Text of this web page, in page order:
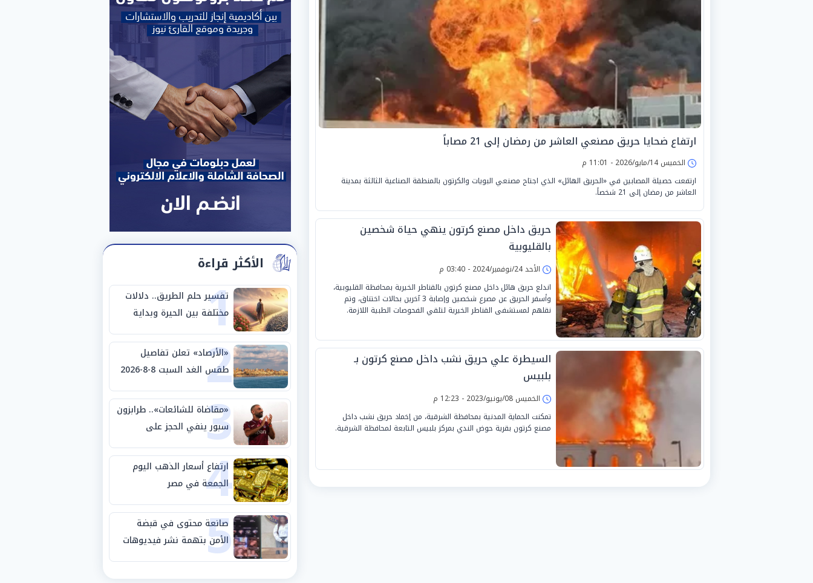
ارتفاع ضحايا حريق مصنعي العاشر من رمضان إلى 21 مصاباً
الخميس 14/مايو/2026 - 11:01 م
ارتفعت حصيلة المصابين في «الحريق الهائل» الذي اجتاح مصنعي البويات والكرتون بالمنطقة الصناعية الثالثة بمدينة
العاشر من رمضان إلى 21 شخصاً.
حريق داخل مصنع كرتون ينهي حياة شخصين
بالقليوبية
الأحد 24/نوفمبر/2024 - 03:40 م
اندلع حريق هائل داخل مصنع كرتون بالقناطر الخيرية بمحافظة القليوبية،
وأسفر الحريق عن مصرع شخصين وإصابة 3 آخرين بحالات اختناق، وتم
نقلهم لمستشفى القناطر الخيرية لتلقي الفحوصات الطبية اللازمة.
السيطرة علي حريق نشب داخل مصنع كرتون بـ
بلبيس
الخميس 08/يونيو/2023 - 12:23 م
تمكنت الحماية المدنية بمحافظة الشرقية، من إخماد حريق نشب داخل
مصنع كرتون بقرية حوض الندي بمركز بلبيس التابعة لمحافظة الشرقية.
الأكثر قراءة
1
تفسير حلم الطريق.. دلالات
مختلفة بين الحيرة وبداية
مرحلة جديدة
2
«الأرصاد» تعلن تفاصيل
طقس الغد السبت 8-8-2026
والظواهر الجوية
3
«مقاضاة للشائعات».. طرابزون
سبور ينفي الحجز على
مستحقات محمد صلاح
4
ارتفاع أسعار الذهب اليوم
الجمعة في مصر
5
صانعة محتوى في قبضة
الأمن بتهمة نشر فيديوهات
خادشة للحياء